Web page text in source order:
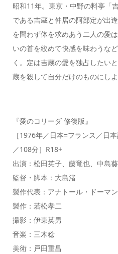
昭和11年。東京・中野の料亭「
である吉蔵と仲居の阿部定が出
を問わず体を求めあう二人の愛
いの首を絞めて快感を味わうな
く。定は吉蔵の愛を独占したい
蔵を殺して自分だけのものにし
『愛のコリーダ 修復版』
［1976年／日本=フランス／日
／108分］R18+
出演：松田英子、藤竜也、中島
監督・脚本：大島渚
製作代表：アナトール・ドーマン
製作：若松孝二
撮影：伊東英男
音楽：三木稔
美術：戸田重昌